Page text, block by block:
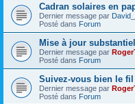
Cadran solaires en
Dernier message par
Posté dans Forum
Mise à jour
Dernier message par
Posté dans Forum
Suivez-vous bien le fil
Dernier message par
Posté dans Forum